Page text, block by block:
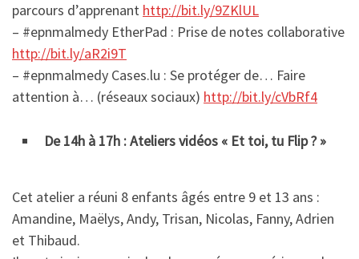
parcours d’apprenant http://bit.ly/9ZKlUL
– #epnmalmedy EtherPad : Prise de notes collaborative
http://bit.ly/aR2i9T
– #epnmalmedy Cases.lu : Se protéger de… Faire
attention à… (réseaux sociaux) http://bit.ly/cVbRf4
De 14h à 17h : Ateliers vidéos « Et toi, tu Flip ? »
Cet atelier a réuni 8 enfants âgés entre 9 et 13 ans :
Amandine, Maëlys, Andy, Trisan, Nicolas, Fanny, Adrien
et Thibaud.